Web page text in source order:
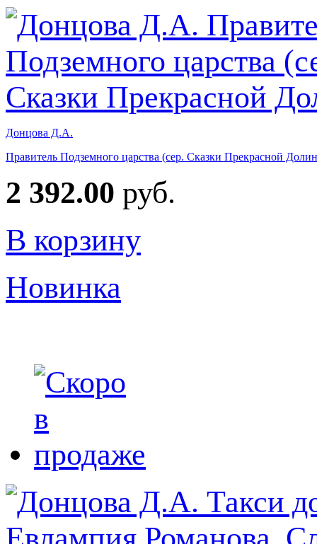
Донцова Д.А.
Правитель Подземного царства (сер. Сказки Прекрасной
2 392.00 руб.
В корзину
Новинка